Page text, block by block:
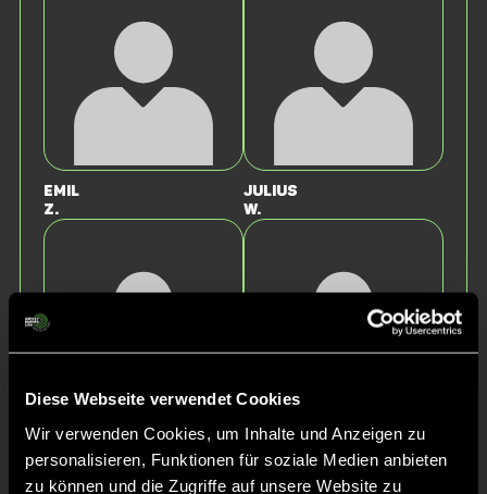
Diese Webseite verwendet Cookies
Wir verwenden Cookies, um Inhalte und Anzeigen zu
personalisieren, Funktionen für soziale Medien anbieten
zu können und die Zugriffe auf unsere Website zu
Emil
Z.
Julius
W.
Tarek
B.
Mick
D.